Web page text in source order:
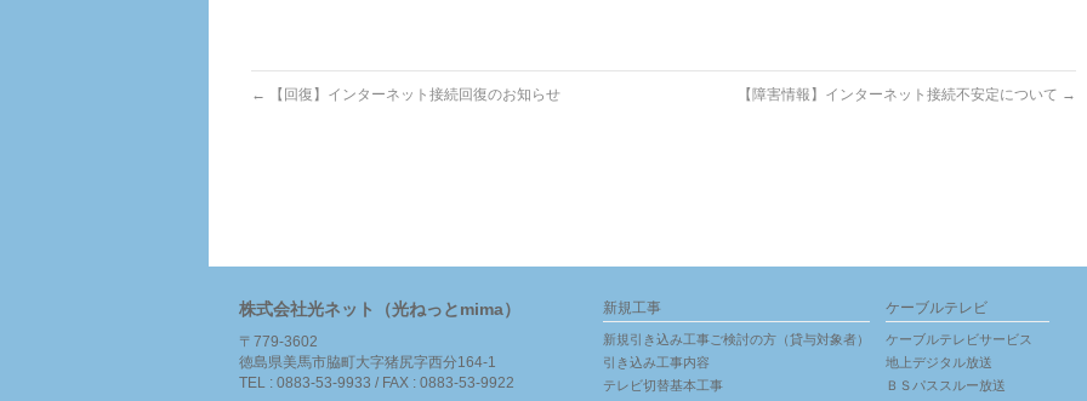
← 【回復】インターネット接続回復のお知らせ 【障害情報】インターネット接続不安定について →
株式会社光ネット（光ねっとmima）
〒779-3602
徳島県美馬市脇町大字猪尻字西分164-1
TEL : 0883-53-9933 / FAX : 0883-53-9922
新規工事
新規引き込み工事ご検討の方（貸与対象者）
引き込み工事内容
テレビ切替基本工事
ケーブルテレビ
ケーブルテレビサービス
地上デジタル放送
ＢＳパススルー放送